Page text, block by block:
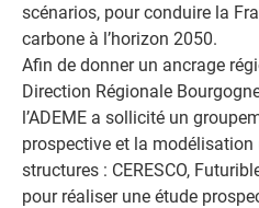
scénarios, pour conduire la
carbone à l’horizon 2050.
Afin de donner un ancrage
Direction Régionale
l’ADEME a sollicité un
prospective et la
structures : CERESCO,
pour réaliser une étude